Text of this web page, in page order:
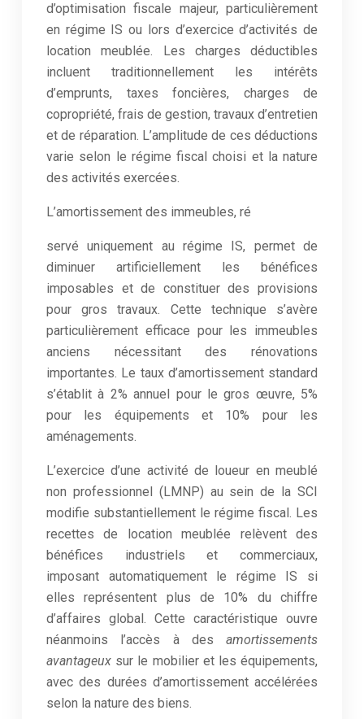
d’optimisation fiscale majeur, particulièrement
en régime IS ou lors d’exercice d’activités de
location meublée. Les charges déductibles
incluent traditionnellement les intérêts
d’emprunts, taxes foncières, charges de
copropriété, frais de gestion, travaux d’entretien
et de réparation. L’amplitude de ces déductions
varie selon le régime fiscal choisi et la nature
des activités exercées.
L’amortissement des immeubles, ré
servé uniquement au régime IS, permet de
diminuer artificiellement les bénéfices
imposables et de constituer des provisions
pour gros travaux. Cette technique s’avère
particulièrement efficace pour les immeubles
anciens nécessitant des rénovations
importantes. Le taux d’amortissement standard
s’établit à 2% annuel pour le gros œuvre, 5%
pour les équipements et 10% pour les
aménagements.
L’exercice d’une activité de loueur en meublé
non professionnel (LMNP) au sein de la SCI
modifie substantiellement le régime fiscal. Les
recettes de location meublée relèvent des
bénéfices industriels et commerciaux,
imposant automatiquement le régime IS si
elles représentent plus de 10% du chiffre
d’affaires global. Cette caractéristique ouvre
néanmoins l’accès à des amortissements
avantageux sur le mobilier et les équipements,
avec des durées d’amortissement accélérées
selon la nature des biens.